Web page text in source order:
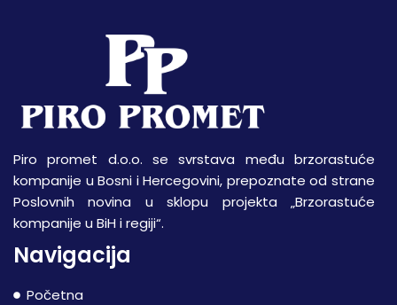
Piro promet d.o.o. se svrstava među brzorastuće
kompanije u Bosni i Hercegovini, prepoznate od strane
Poslovnih novina u sklopu projekta „Brzorastuće
kompanije u BiH i regiji“.
Navigacija
Početna